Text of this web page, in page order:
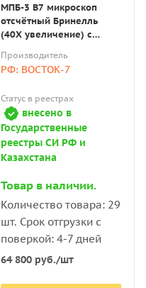
МПБ-3 В7 микроскоп
отсчётный Бринелль
(40X увеличение) с
Производитель
РФ: ВОСТОК-7
Статус в реестрах
внесено в
Государственные
реестры СИ РФ и
Казахстана
Товар в наличии.
Количество товара: 29
шт. Срок отгрузки с
поверкой: 4-7 дней
64 800руб./шт